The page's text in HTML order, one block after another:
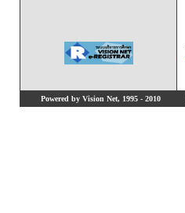
Powered by Vision Net, 1995 - 2010